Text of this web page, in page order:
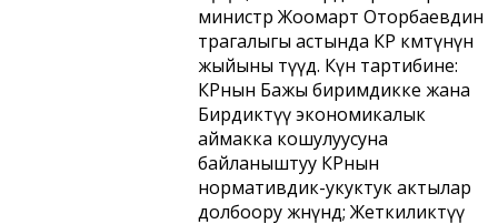
министр Жоомарт Оторбаевдин
төрагалыгы астында КР өкмөтүнүн
жыйыны өтүүдө. Күн тартибине:
КРнын Бажы биримдикке жана
Бирдиктүү экономикалык
аймакка кошулуусуна
байланыштуу КРнын
нормативдик-укуктук актылар
долбоору жөнүндө; Жеткиликтүү